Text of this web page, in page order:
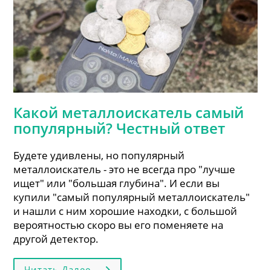
Какой металлоискатель самый
популярный? Честный ответ
Будете удивлены, но популярный
металлоискатель - это не всегда про "лучше
ищет" или "большая глубина". И если вы
купили "самый популярный металлоискатель"
и нашли с ним хорошие находки, с большой
вероятностью скоро вы его поменяете на
другой детектор.